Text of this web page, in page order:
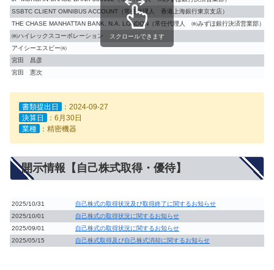
SSBTC CLIENT OMNIBUS ACCOUNT（常任代理人 香港上海銀行東京支店）
THE CHASE MANHATTAN BANK, N.A. LONDON（常任代理人 ㈱みずほ銀行決済営業部）
㈱ハイレックスコーポレーション
アイシーエスピー㈲
宮田 昌彦
宮田 憲次
スクロールできます
書類提出日
：2024-09-27
決算日
：6月30日
業種
：精密機器
開示情報【自己株式取得・優待】
2025/10/31
自己株式の取得状況及び取得終了に関するお知らせ
2025/10/01
自己株式の取得状況に関するお知らせ
2025/09/01
自己株式の取得状況に関するお知らせ
2025/05/15
自己株式取得及び自己株式消却に関するお知らせ